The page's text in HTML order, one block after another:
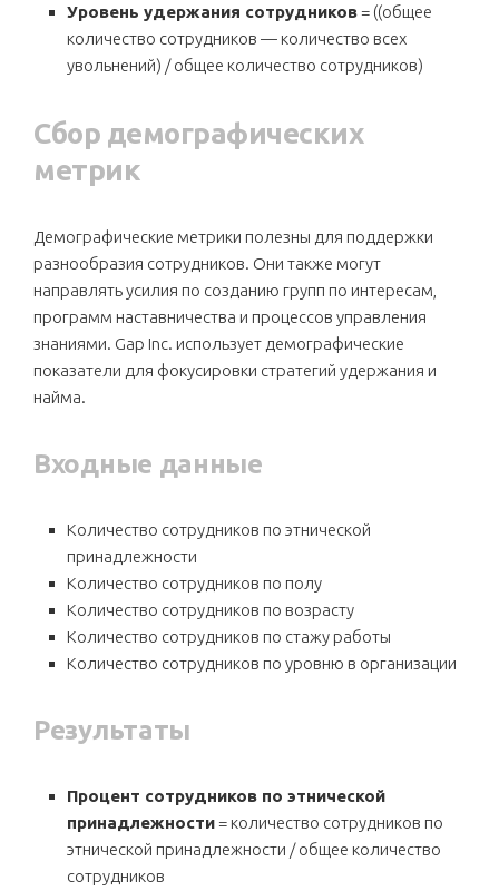
Уровень удержания сотрудников= ((общее
количество сотрудников — количество всех
увольнений) / общее количество сотрудников)
Сбор демографических
метрик
Демографические метрики полезны для поддержки
разнообразия сотрудников. Они также могут
направлять усилия по созданию групп по интересам,
программ наставничества и процессов управления
знаниями. Gap Inc. использует демографические
показатели для фокусировки стратегий удержания и
найма.
Входные данные
Количество сотрудников по этнической
принадлежности
Количество сотрудников по полу
Количество сотрудников по возрасту
Количество сотрудников по стажу работы
Количество сотрудников по уровню в организации
Результаты
Процент сотрудников по этнической
принадлежности= количество сотрудников по
этнической принадлежности / общее количество
сотрудников